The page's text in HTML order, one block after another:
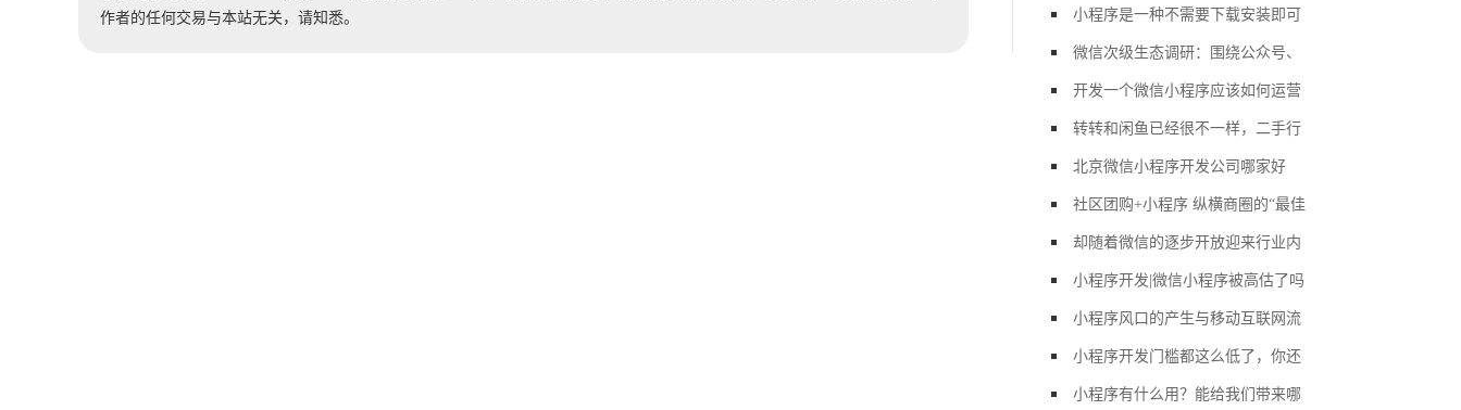
作者的任何交易与本站无关，请知悉。
小程序是一种不需要下载安装即可
微信次级生态调研：围绕公众号、
开发一个微信小程序应该如何运营
转转和闲鱼已经很不一样，二手行
北京微信小程序开发公司哪家好
社区团购+小程序 纵横商圈的“最佳
却随着微信的逐步开放迎来行业内
小程序开发|微信小程序被高估了吗
小程序风口的产生与移动互联网流
小程序开发门槛都这么低了，你还
小程序有什么用？能给我们带来哪